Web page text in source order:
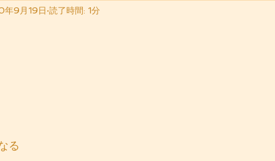
フード バリ
9月19日 読了時間: 1分
る